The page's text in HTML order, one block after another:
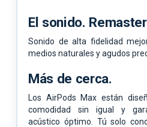
El sonido.
Sonido de alta fidelidad
medios naturales y agudos
Más de cerca.
Los AirPods Max están
comodidad sin igual y
acústico óptimo. Tú solo